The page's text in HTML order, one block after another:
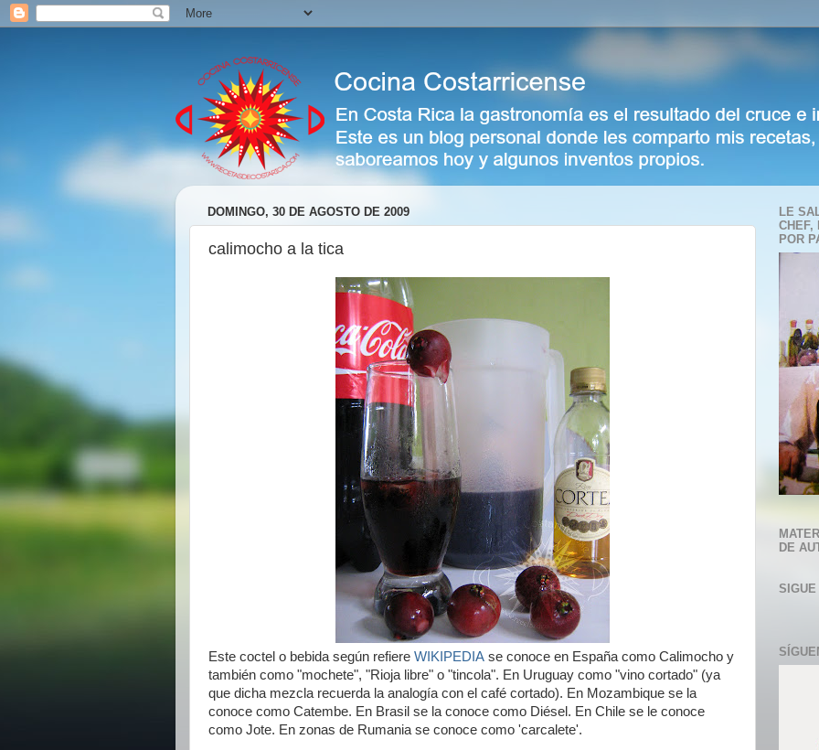
DOMINGO, 30 DE AGOSTO DE 2009
calimocho a la tica
Este coctel o bebida según refiere WIKIPEDIA se conoce en España como Calimocho y
también como "mochete", "Rioja libre" o "tincola". En Uruguay como "vino cortado" (ya
que dicha mezcla recuerda la analogía con el café cortado). En Mozambique se la
conoce como Catembe. En Brasil se la conoce como Diésel. En Chile se le conoce
como Jote. En zonas de Rumania se conoce como 'carcalete'.
LE
CHEF,
POR
DE